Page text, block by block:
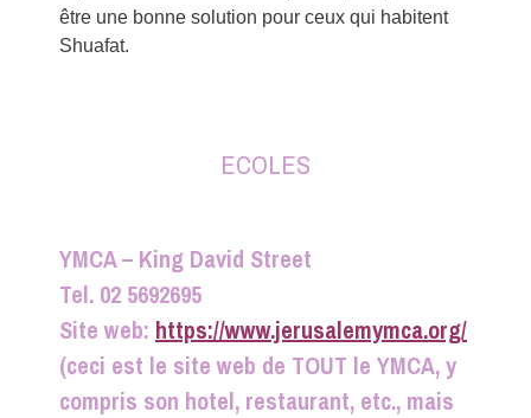
être une bonne solution pour ceux qui habitent
Shuafat.
ECOLES
YMCA – King David Street
Tel. 02 5692695
Site web: https://www.jerusalemymca.org/
(ceci est le site web de TOUT le YMCA, y
compris son hotel, restaurant, etc., mais